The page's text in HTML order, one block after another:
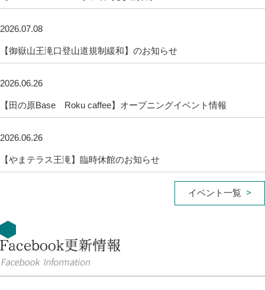
2026.07.08
【御嶽山王滝口登山道規制緩和】のお知らせ
2026.06.26
【田の原Base Roku caffee】オープニングイベント情報
2026.06.26
【やまテラス王滝】臨時休館のお知らせ
イベント一覧